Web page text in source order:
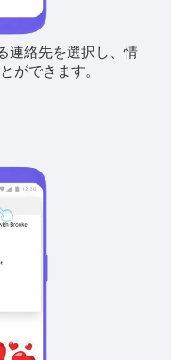
連絡先を選択し、情
ができます。